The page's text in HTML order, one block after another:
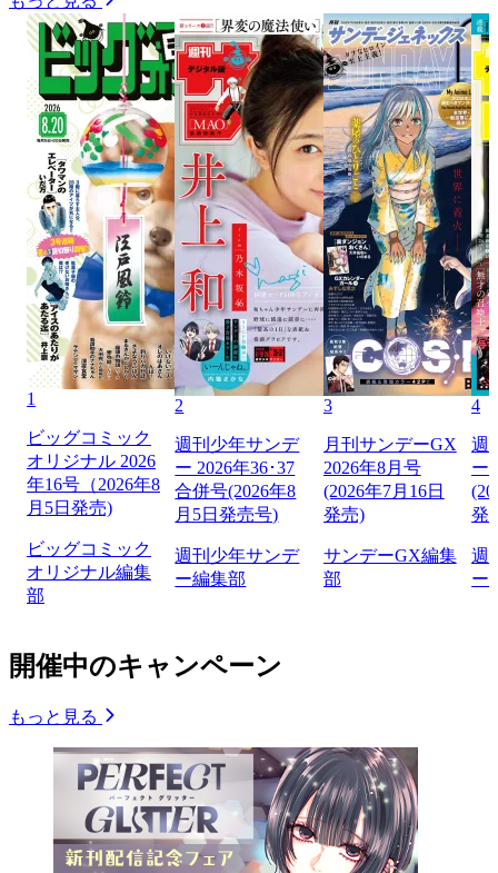
1
ビッグコミック
オリジナル 2026
年16号（2026年8
月5日発売)
ビッグコミック
オリジナル編集
部
2
週刊少年サンデ
ー 2026年36･37
合併号(2026年8
月5日発売号)
週刊少年サンデ
ー編集部
3
月刊サンデーGX
2026年8月号
(2026年7月16日
発売)
サンデーGX編集
部
4
週
ー
発
週
ー
開催中のキャンペーン
もっと見る